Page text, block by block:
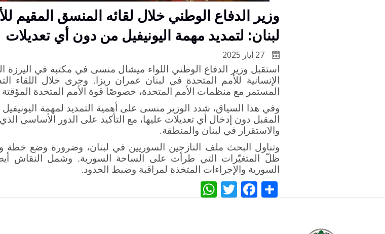
وزير الدفاع الوطني خلال لقائه المنسق المقيم
لبنان: لتمديد مهمة اليونيفيل من دون أي تعديلات
27 أيار 2025
استقبل وزير الدفاع الوطني اللواء ميشال منسى في مكتبه في
الإنسانية للأمم المتحدة في لبنان عمران ريزا. وجرى خلال اللقاء
المستمر مع منظمات الأمم المتحدة، خصوصًا قوة الأمم المتحدة المؤقتة
وفي هذا السياق، شدد الوزير منسى على أهمية التمديد لمهمة
المقبل دون إدخال أي تعديلات عليها، مع التأكيد على الدور الأساسي
والاستقرار في لبنان والمنطقة.
وتناول البحث ملف النازحين السوريين في لبنان، وضرورة وضع خطة
ظلّ المتغيّرات التي طرأت على الساحة السورية. وشمل النقاش أيضًا
السورية والإجراءات المتخذة لمراقبة وضبط الحدود.
Share
Facebook
Twitter